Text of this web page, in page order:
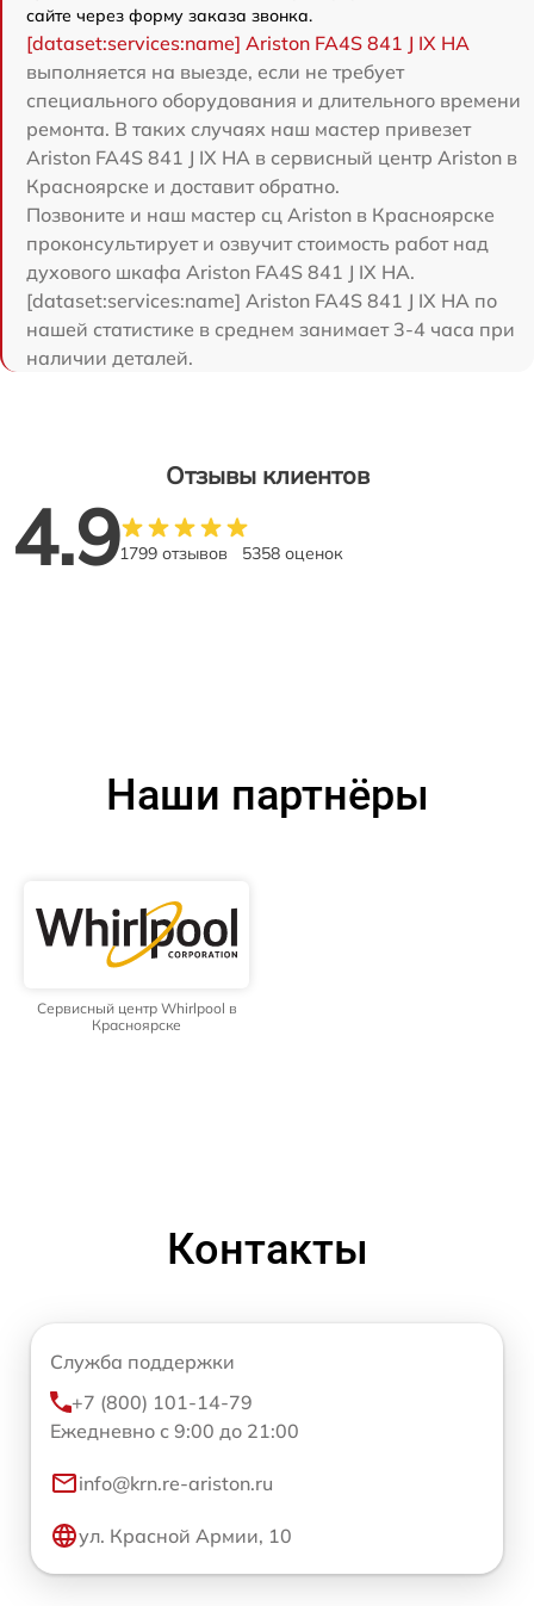
сайте через форму заказа звонка.
[dataset:services:name] Ariston FA4S 841 J IX HA
выполняется на выезде, если не требует
специального оборудования и длительного времени
ремонта. В таких случаях наш мастер привезет
Ariston FA4S 841 J IX HA в сервисный центр Ariston в
Красноярске и доставит обратно.
Позвоните и наш мастер сц Ariston в Красноярске
проконсультирует и озвучит стоимость работ над
духового шкафа Ariston FA4S 841 J IX HA.
[dataset:services:name] Ariston FA4S 841 J IX HA по
нашей статистике в среднем занимает 3-4 часа при
наличии деталей.
Отзывы клиентов
4.91799 отзывов 5358 оценок
Наши партнёры
Сервисный центр Whirlpool в
Красноярске
Контакты
Служба поддержки
+7 (800) 101-14-79
Ежедневно с 9:00 до 21:00
info@krn.re-ariston.ru
ул. Красной Армии, 10